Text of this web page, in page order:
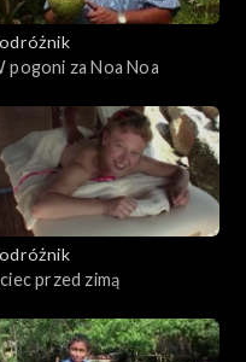
pogoni za Noa Noa
przed zimą